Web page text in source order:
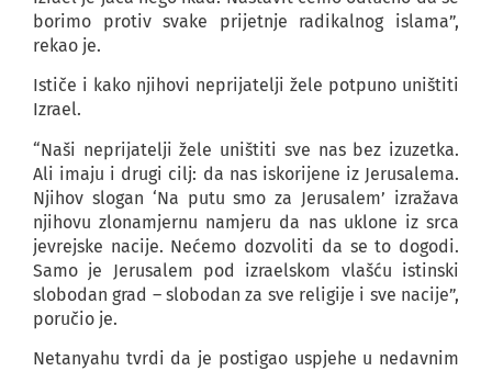
borimo protiv svake prijetnje radikalnog islama”,
rekao je.
Ističe i kako njihovi neprijatelji žele potpuno uništiti
Izrael.
“Naši neprijatelji žele uništiti sve nas bez izuzetka.
Ali imaju i drugi cilj: da nas iskorijene iz Jerusalema.
Njihov slogan ‘Na putu smo za Jerusalem’ izražava
njihovu zlonamjernu namjeru da nas uklone iz srca
jevrejske nacije. Nećemo dozvoliti da se to dogodi.
Samo je Jerusalem pod izraelskom vlašću istinski
slobodan grad – slobodan za sve religije i sve nacije”,
poručio je.
Netanyahu tvrdi da je postigao uspjehe u nedavnim